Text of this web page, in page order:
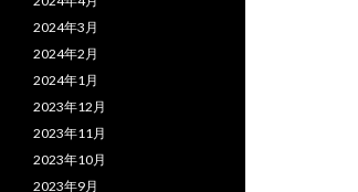
2024年3月
2024年2月
2024年1月
2023年12月
2023年11月
2023年10月
2023年9月